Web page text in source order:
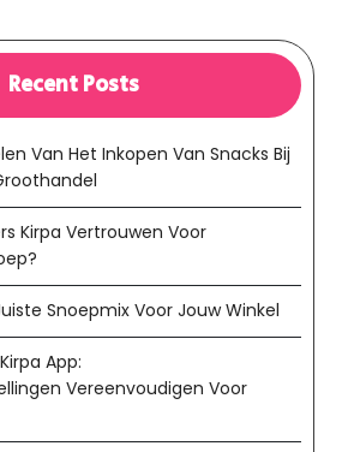
Recent Posts
Van Het Inkopen Van Snacks Bij
Kirpa Vertrouwen Voor
Snoepmix Voor Jouw Winkel
App:
Vereenvoudigen Voor